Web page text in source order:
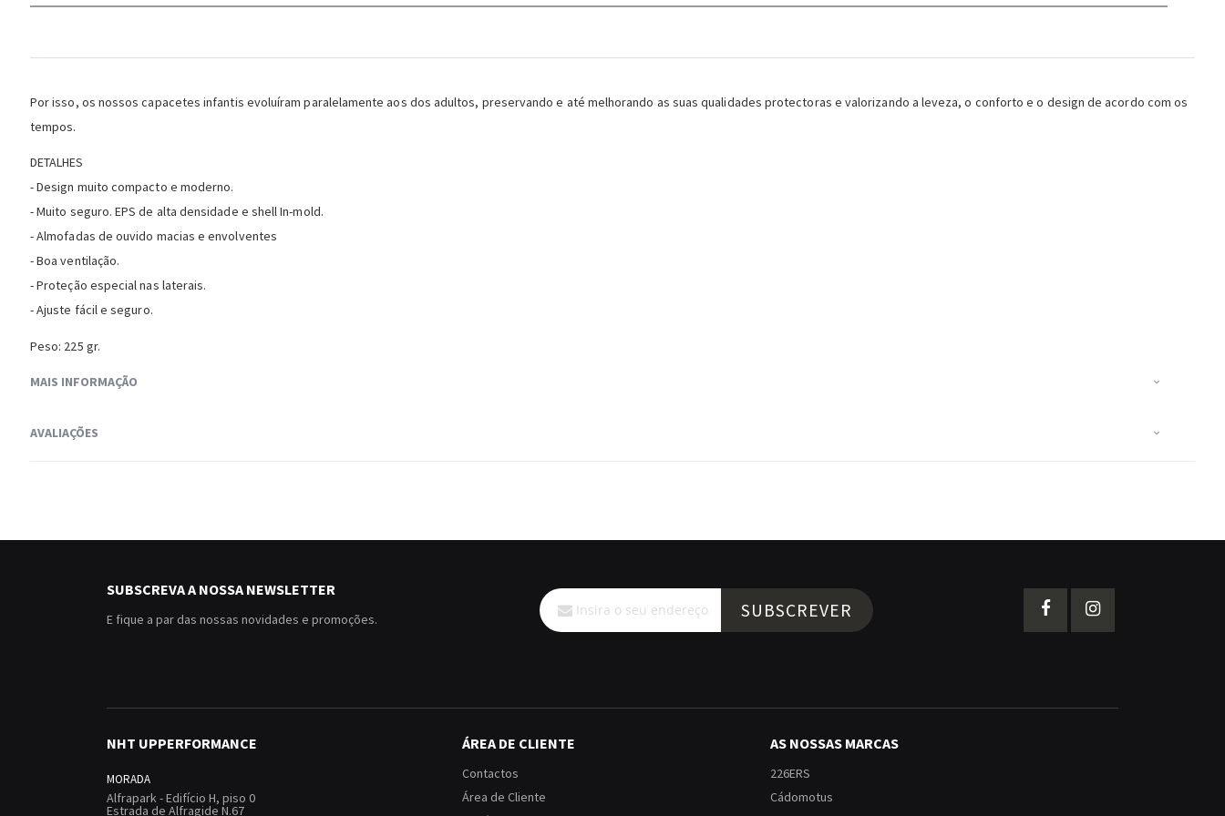
Por isso, os nossos capacetes infantis evoluíram paralelamente aos dos adultos, preservando e até melhorando as suas qualidades protectoras e valorizando a leveza, o conforto e o design de acordo com os
tempos.
DETALHES
- Design muito compacto e moderno.
- Muito seguro. EPS de alta densidade e shell In-mold.
- Almofadas de ouvido macias e envolventes
- Boa ventilação.
- Proteção especial nas laterais.
- Ajuste fácil e seguro.
Peso: 225 gr.
MAIS INFORMAÇÃO
AVALIAÇÕES
SUBSCREVA A NOSSA NEWSLETTER
E fique a par das nossas novidades e promoções.
Subscreva
a
nossa
SUBSCREVER
NHT UPPERFORMANCE
MORADA
Alfrapark - Edifício H, piso 0
Estrada de Alfragide N.67
ÁREA DE CLIENTE
Contactos
Área de Cliente
AS NOSSAS MARCAS
226ERS
Cádomotus